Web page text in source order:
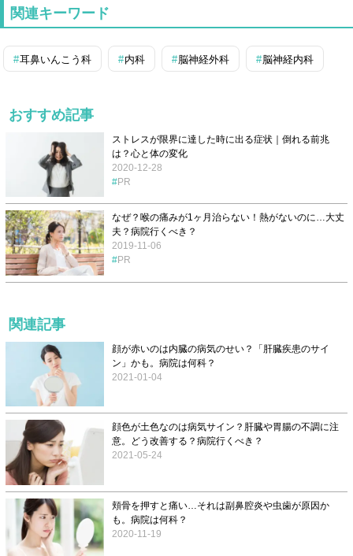
関連キーワード
耳鼻いんこう科 内科 脳神経外科 脳神経内科
おすすめ記事
ストレスが限界に達した時に出る症状｜倒れる前兆
は？心と体の変化
2020-12-28
PR
なぜ？喉の痛みが1ヶ月治らない！熱がないのに…大丈
夫？病院行くべき？
2019-11-06
PR
関連記事
顔が赤いのは内臓の病気のせい？「肝臓疾患のサイ
ン」かも。病院は何科？
2021-01-04
顔色が土色なのは病気サイン？肝臓や胃腸の不調に注
意。どう改善する？病院行くべき？
2021-05-24
頬骨を押すと痛い…それは副鼻腔炎や虫歯が原因か
も。病院は何科？
2020-11-19